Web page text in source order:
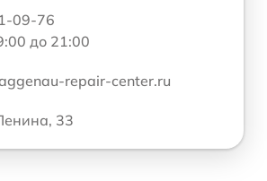
09-76
до 21:00
repair-center.ru
33